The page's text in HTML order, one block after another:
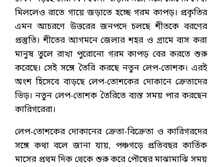
মিললেও রাতে গায়ে জড়াতে হচ্ছে গরম কাপড়। প্রকৃতির
এমন আচরণে উত্তরের জনপদে চলছে শীতকে বরণের
প্রস্তুতি। শীতের আগমনে জেলার শহর ও গ্রামে বাস করা
মানুষ তুলে রাখা পুরোনো গরম কাপড় বের করতে শুরু
করেছে। সেই সঙ্গে তৈরি করছে নতুন লেপ-তোশক। এরই
অংশ হিসেবে বাড়ছে লেপ-তোশকের দোকানে ক্রেতাদের
ভিড়। নতুন লেপ-তোশক তৈরিতে ব্যস্ত সময় পার করছেন
কারিগরেরা।
লেপ-তোশকের দোকানের ক্রেতা-বিক্রেতা ও কারিগরদের
সঙ্গে কথা বলে জানা যায়, পঞ্চগড়ে প্রতিবছর কার্তিক
মাসের প্রথম দিক থেকে শুরু করে পৌষের মাঝামাঝি সময়